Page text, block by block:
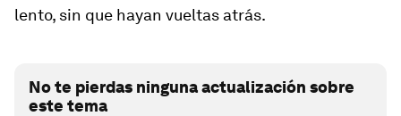
lento, sin que hayan vueltas atrás.
No te pierdas ninguna actualización sobre
este tema